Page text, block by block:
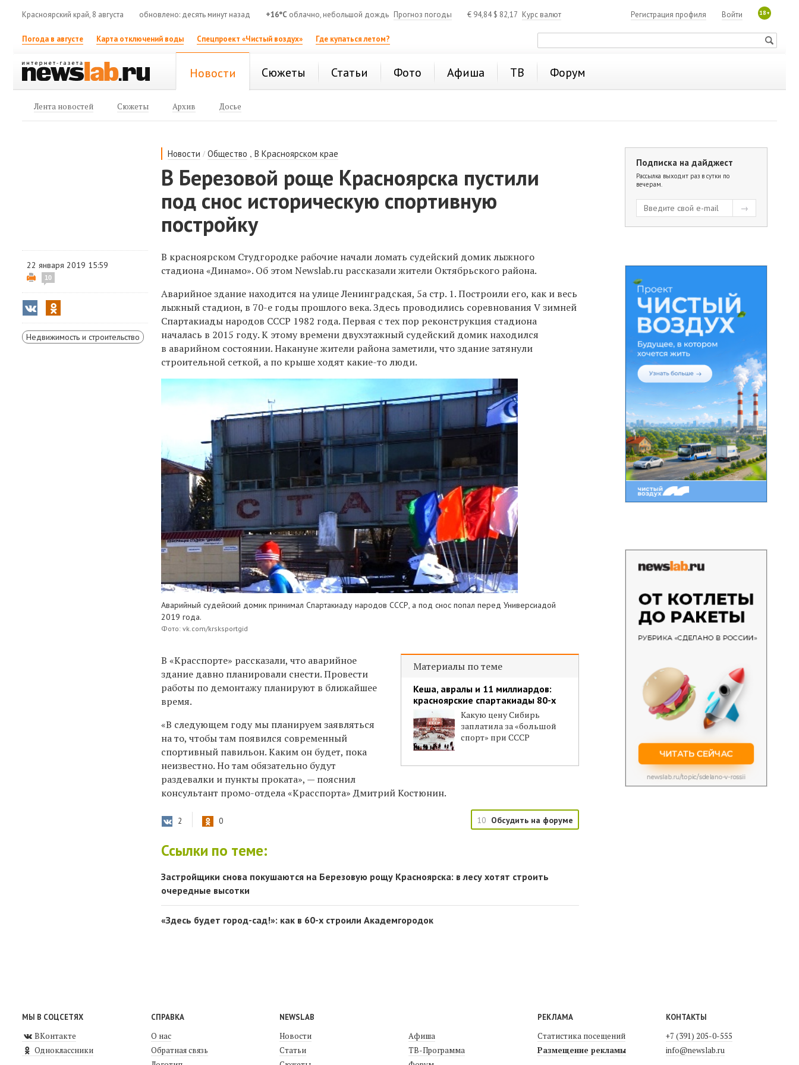
Красноярский край, 8 августа обновлено: десять минут назад +16°C облачно, небольшой дождь Прогноз погоды € 94,84$ 82,17 Курс валют 18+
Войти
Регистрация профиля
Погода в августе Карта отключений воды Спецпроект «Чистый воздух» Где купаться летом?
Новости Сюжеты Статьи Фото Афиша ТВ Форум
Лента новостей Сюжеты Архив Досье
Новости /Общество ,В Красноярском крае
В Березовой роще Красноярска пустили
под снос историческую спортивную
постройку
22 января 2019 15:59
10
Недвижимость и строительство
В красноярском Студгородке рабочие начали ломать судейский домик лыжного
стадиона «Динамо». Об этом Newslab.ru рассказали жители Октябрьского района.
Аварийное здание находится на улице Ленинградская, 5а стр. 1. Построили его, как и весь
лыжный стадион, в 70-е годы прошлого века. Здесь проводились соревнования V зимней
Спартакиады народов СССР 1982 года. Первая с тех пор реконструкция стадиона
началась в 2015 году. К этому времени двухэтажный судейский домик находился
в аварийном состоянии. Накануне жители района заметили, что здание затянули
строительной сеткой, а по крыше ходят какие-то люди.
Аварийный судейский домик принималСпартакиаду народов СССР, а под снос попал перед Универсиадой
2019 года.
Фото: vk.com/krsksportgid
Материалы по теме
Кеша, авралы и 11 миллиардов:
красноярские спартакиады 80-х
Какую цену Сибирь
заплатила за «большой
спорт» при СССР
В «Красспорте» рассказали, что аварийное
здание давно планировали снести. Провести
работы по демонтажу планируют в ближайшее
время.
«В следующем году мы планируем заявляться
на то, чтобы там появился современный
спортивный павильон. Каким он будет, пока
неизвестно. Но там обязательно будут
раздевалки и пункты проката», — пояснил
консультант промо-отдела «Красспорта» Дмитрий Костюнин.
2 0 10 Обсудить на форуме
Ссылки по теме:
Застройщики снова покушаются на Березовую рощу Красноярска: в лесу хотят строить
очередные высотки
«Здесь будет город-сад!»: как в 60-х строили Академгородок
Подписка на дайджест
Рассылка выходит раз в сутки по
вечерам.
МЫ В СОЦСЕТЯХ
ВКонтакте
Одноклассники
СПРАВКА
О нас
Обратная связь
NEWSLAB
Новости
Статьи
Афиша
ТВ-Программа
РЕКЛАМА
Статистика посещений
Размещение рекламы
КОНТАКТЫ
+7 (391) 205-0-555
info@newslab.ru